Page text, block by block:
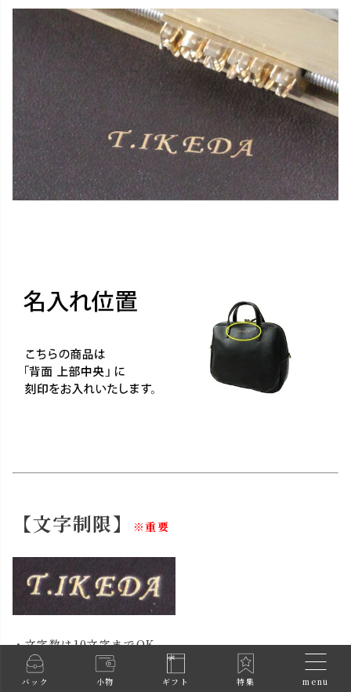
バック 小物 ギフト 特集 menu
【文字制限】 ※重要
・文字数は10文字までOK
・アルファベット大文字のみOK
・ドット（.）は1回だけ使えます。